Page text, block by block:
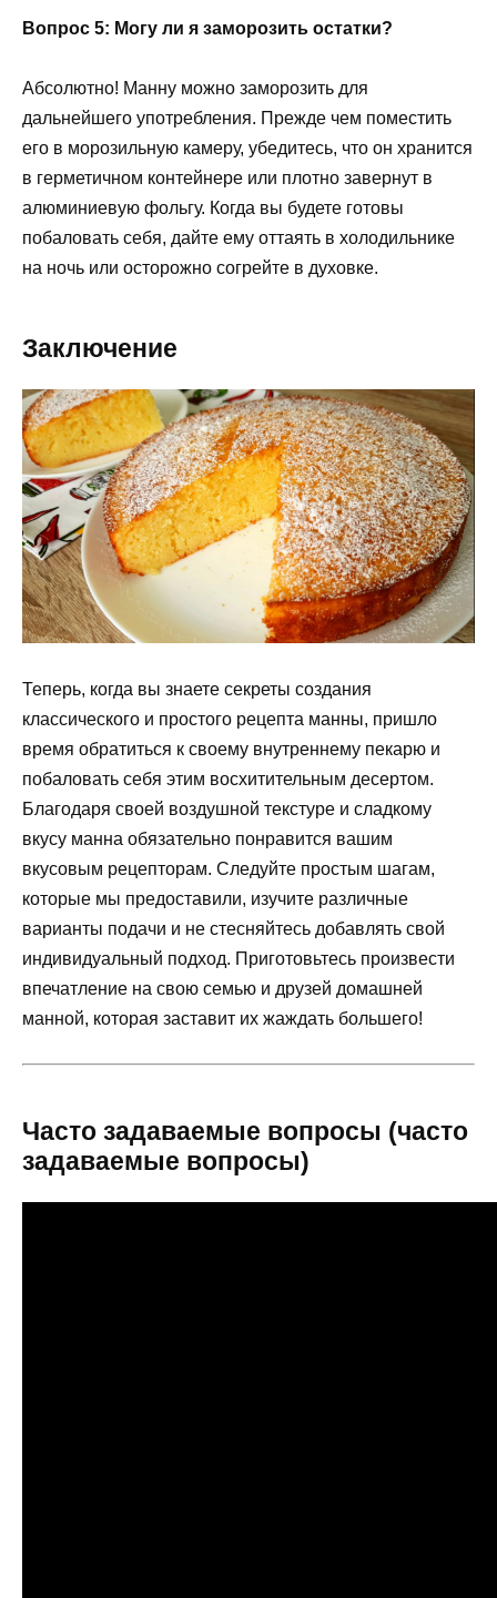
Вопрос 5: Могу ли я заморозить остатки?
Абсолютно! Манну можно заморозить для
дальнейшего употребления. Прежде чем поместить
его в морозильную камеру, убедитесь, что он хранится
в герметичном контейнере или плотно завернут в
алюминиевую фольгу. Когда вы будете готовы
побаловать себя, дайте ему оттаять в холодильнике
на ночь или осторожно согрейте в духовке.
Заключение
Теперь, когда вы знаете секреты создания
классического и простого рецепта манны, пришло
время обратиться к своему внутреннему пекарю и
побаловать себя этим восхитительным десертом.
Благодаря своей воздушной текстуре и сладкому
вкусу манна обязательно понравится вашим
вкусовым рецепторам. Следуйте простым шагам,
которые мы предоставили, изучите различные
варианты подачи и не стесняйтесь добавлять свой
индивидуальный подход. Приготовьтесь произвести
впечатление на свою семью и друзей домашней
манной, которая заставит их жаждать большего!
Часто задаваемые вопросы (часто
задаваемые вопросы)